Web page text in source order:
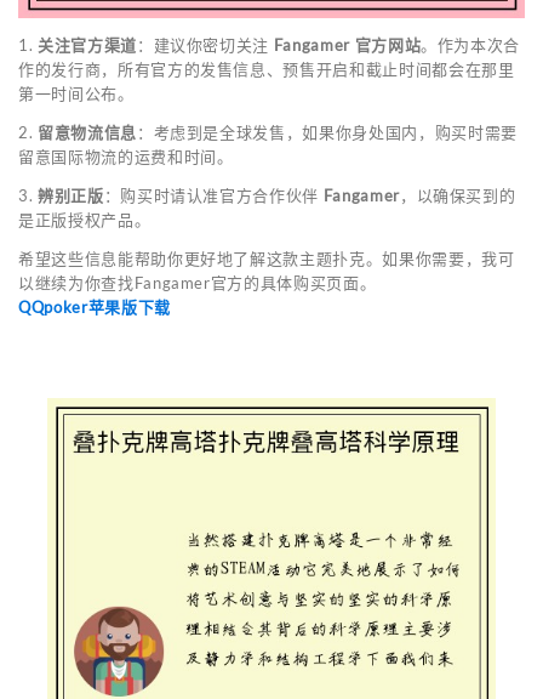
1. 关注官方渠道：建议你密切关注 Fangamer 官方网站。作为本次合
作的发行商，所有官方的发售信息、预售开启和截止时间都会在那里
第一时间公布。
2. 留意物流信息 ：考虑到是全球发售，如果你身处国内，购买时需要
留意国际物流的运费和时间。
3. 辨别正版：购买时请认准官方合作伙伴 Fangamer，以确保买到的
是正版授权产品。
希望这些信息能帮助你更好地了解这款主题扑克。如果你需要，我可
以继续为你查找Fangamer官方的具体购买页面。
QQpoker苹果版下载